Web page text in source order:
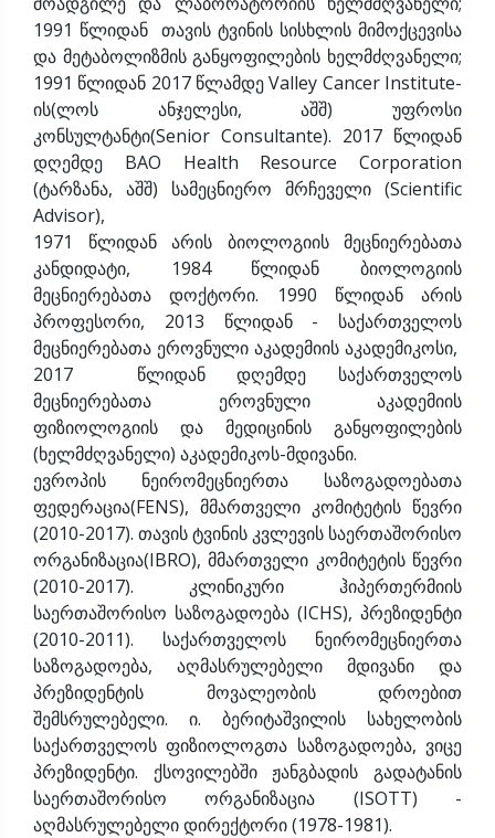
1991 წლიდან თავის ტვინის სისხლის მიმოქცევისა
და მეტაბოლიზმის განყოფილების ხელმძღვანელი;
1991 წლიდან 2017 წლამდე Valley Cancer Institute-
ის(ლოს ანჯელესი, აშშ) უფროსი
კონსულტანტი(Senior Consultante). 2017 წლიდან
დღემდე BAO Health Resource Corporation
(ტარზანა, აშშ) სამეცნიერო მრჩეველი (Scientific
Advisor),
1971 წლიდან არის ბიოლოგიის მეცნიერებათა
კანდიდატი, 1984 წლიდან ბიოლოგიის
მეცნიერებათა დოქტორი. 1990 წლიდან არის
პროფესორი, 2013 წლიდან - საქართველოს
მეცნიერებათა ეროვნული აკადემიის აკადემიკოსი,
2017 წლიდან დღემდე საქართველოს
მეცნიერებათა ეროვნული აკადემიის
ფიზიოლოგიის და მედიცინის განყოფილების
(ხელმძღვანელი) აკადემიკოს-მდივანი.
ევროპის ნეირომეცნიერთა საზოგადოებათა
ფედერაცია(FENS), მმართველი კომიტეტის წევრი
(2010-2017). თავის ტვინის კვლევის საერთაშორისო
ორგანიზაცია(IBRO), მმართველი კომიტეტის წევრი
(2010-2017). კლინიკური ჰიპერთერმიის
საერთაშორისო საზოგადოება (ICHS), პრეზიდენტი
(2010-2011). საქართველოს ნეირომეცნიერთა
საზოგადოება, აღმასრულებელი მდივანი და
პრეზიდენტის მოვალეობის დროებით
შემსრულებელი. ი. ბერიტაშვილის სახელობის
საქართველოს ფიზიოლოგთა საზოგადოება, ვიცე
პრეზიდენტი. ქსოვილებში ჟანგბადის გადატანის
საერთაშორისო ორგანიზაცია (ISOTT) -
აღმასრულებელი დირექტორი (1978-1981).